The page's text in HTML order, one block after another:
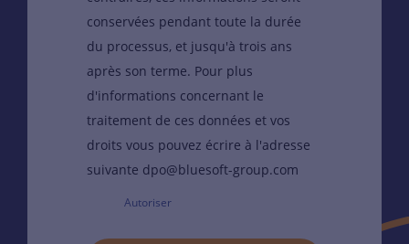
conservées pendant toute la durée
du processus, et jusqu'à trois ans
après son terme. Pour plus
d'informations concernant le
traitement de ces données et vos
droits vous pouvez écrire à l'adresse
suivante dpo@bluesoft-group.com
Autoriser